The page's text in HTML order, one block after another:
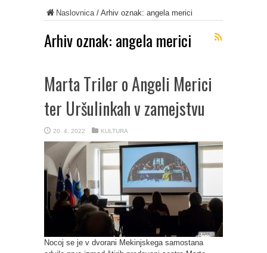
Naslovnica/ Arhiv oznak: angela merici
Arhiv oznak: angela merici
Marta Triler o Angeli Merici
ter Uršulinkah v zamejstvu
20. 4. 2022 KULTURA
Nocoj se je v dvorani Mekinjskega samostana